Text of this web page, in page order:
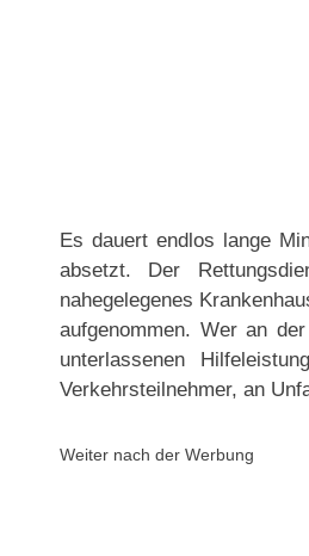
Es dauert endlos lange
absetzt. Der
nahegelegenes
aufgenommen. Wer an
unterlassenen
Verkehrsteilnehmer, an
Weiter nach der Werbung